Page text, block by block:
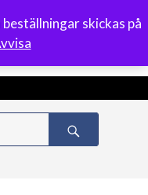
skickas på
0